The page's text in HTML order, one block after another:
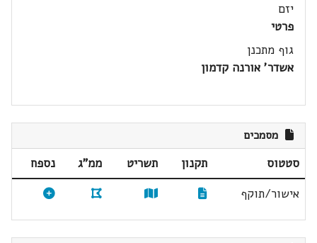
יזם
פרטי
גוף מתכנן
אשדר' אורנה קדמון
מסמכים
סטטוס תקנון תשריט ממ"ג
נספח
אישור/תוקף